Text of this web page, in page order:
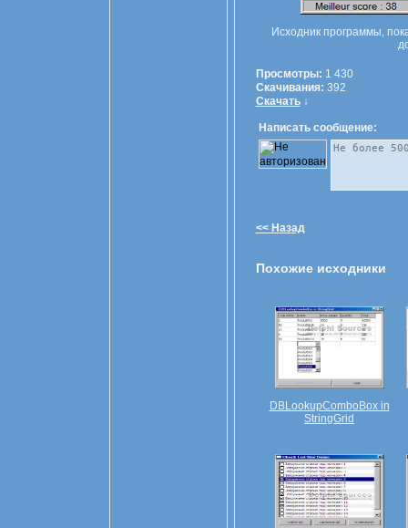
Исходник программы,
Просмотры: 1 430
Скачивания: 392
Скачать↓
Написать сообщение:
<< Назад
Похожие исходники
DBLookupComboBox in
StringGrid